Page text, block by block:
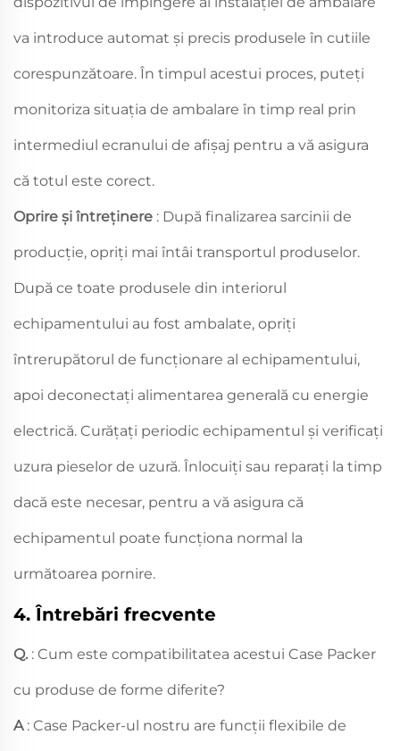
va introduce automat și precis produsele în cutiile
corespunzătoare. În timpul acestui proces, puteți
monitoriza situația de ambalare în timp real prin
intermediul ecranului de afișaj pentru a vă asigura
că totul este corect.
Oprire și întreținere : După finalizarea sarcinii de
producție, opriți mai întâi transportul produselor.
După ce toate produsele din interiorul
echipamentului au fost ambalate, opriți
întrerupătorul de funcționare al echipamentului,
apoi deconectați alimentarea generală cu energie
electrică. Curățați periodic echipamentul și verificați
uzura pieselor de uzură. Înlocuiți sau reparați la timp
dacă este necesar, pentru a vă asigura că
echipamentul poate funcționa normal la
următoarea pornire.
4. Întrebări frecvente
Q. : Cum este compatibilitatea acestui Case Packer
cu produse de forme diferite?
A : Case Packer-ul nostru are funcții flexibile de